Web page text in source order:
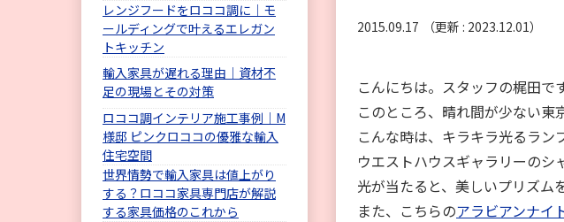
2015.09.17 （更新 : 2023.12.01）
こんにちは。スタッフの梶田です
このところ、晴れ間が少ない東
こんな時は、キラキラ光るラン
ウエストハウスギャラリーのシ
光が当たると、美しいプリズム
また、こちらのアラビアンナイ
レンジフードをロココ調に｜モ
ールディングで叶えるエレガン
トキッチン
輸入家具が遅れる理由｜資材不
足の現場とその対策
ロココ調インテリア施工事例｜M
様邸 ピンクロココの優雅な輸入
住宅空間
世界情勢で輸入家具は値上がり
する？ロココ家具専門店が解説
する家具価格のこれから